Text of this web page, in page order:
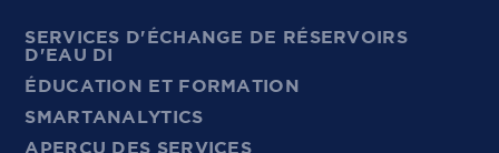
SERVICES D'ÉCHANGE DE RÉSERVOIRS
D'EAU DI
ÉDUCATION ET FORMATION
SMARTANALYTICS
APERÇU DES SERVICES